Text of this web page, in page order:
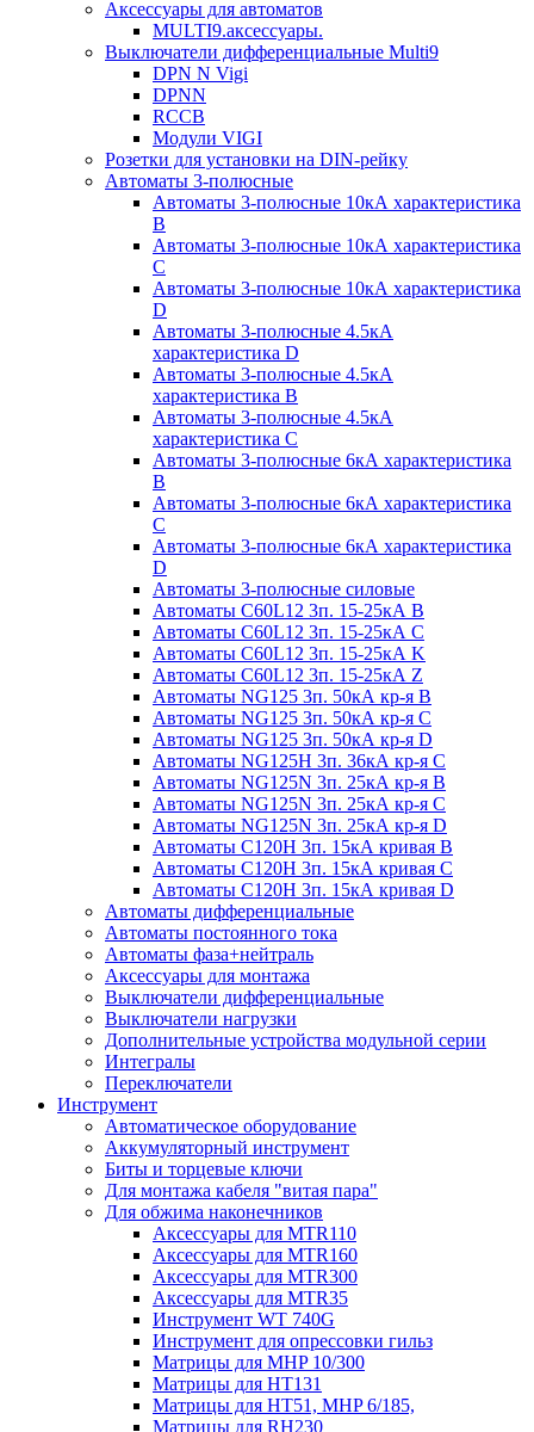
Аксессуары для автоматов
MULTI9.аксессуары.
Выключатели дифференциальные Multi9
DPN N Vigi
DPNN
RCCB
Модули VIGI
Розетки для установки на DIN-рейку
Автоматы 3-полюсные
Автоматы 3-полюсные 10кА характеристика
B
Автоматы 3-полюсные 10кА характеристика
C
Автоматы 3-полюсные 10кА характеристика
D
Автоматы 3-полюсные 4.5кА
характеристика D
Автоматы 3-полюсные 4.5кА
характеристика В
Автоматы 3-полюсные 4.5кА
характеристика С
Автоматы 3-полюсные 6кА характеристика
B
Автоматы 3-полюсные 6кА характеристика
C
Автоматы 3-полюсные 6кА характеристика
D
Автоматы 3-полюсные силовые
Автоматы C60L12 3п. 15-25кА B
Автоматы C60L12 3п. 15-25кА C
Автоматы C60L12 3п. 15-25кА K
Автоматы C60L12 3п. 15-25кА Z
Автоматы NG125 3п. 50кА кр-я B
Автоматы NG125 3п. 50кА кр-я C
Автоматы NG125 3п. 50кА кр-я D
Автоматы NG125H 3п. 36кА кр-я C
Автоматы NG125N 3п. 25кА кр-я B
Автоматы NG125N 3п. 25кА кр-я C
Автоматы NG125N 3п. 25кА кр-я D
Автоматы С120Н 3п. 15кА кривая B
Автоматы С120Н 3п. 15кА кривая C
Автоматы С120Н 3п. 15кА кривая D
Автоматы дифференциальные
Автоматы постоянного тока
Автоматы фаза+нейтраль
Аксессуары для монтажа
Выключатели дифференциальные
Выключатели нагрузки
Дополнительные устройства модульной серии
Интегралы
Переключатели
Инструмент
Автоматическое оборудование
Аккумуляторный инструмент
Биты и торцевые ключи
Для монтажа кабеля "витая пара"
Для обжима наконечников
Аксессуары для MTR110
Аксессуары для MTR160
Аксессуары для MTR300
Аксессуары для MTR35
Инструмент WT 740G
Инструмент для опрессовки гильз
Матрицы для MHP 10/300
Матрицы для НТ131
Матрицы для НТ51, MHP 6/185,
Матрицы для RH230